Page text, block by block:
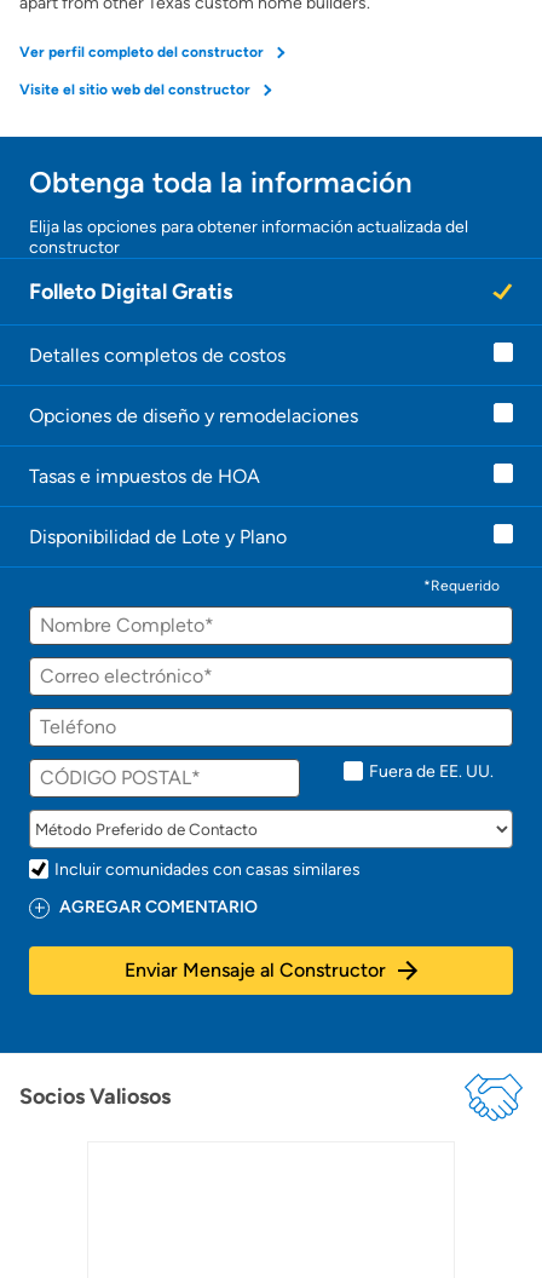
Obtener ofertas por mi casa
Ver perfil completo del constructor
Visite el sitio web del constructor
¡Gracias!
¡
n
e
e
c
t
r
á
r
n
t
!
Obtenga toda la información
Elija las opciones para obtener información actualizada del
constructor
Folleto Digital Gratis
Detalles completos de costos
Opciones de diseño y remodelaciones
Tasas e impuestos de HOA
Disponibilidad de Lote y Plano
*Requerido
Nombre
Correo
electrónico
Teléfono
Fuera de EE. UU.
Incluir comunidades con casas similares
AGREGAR COMENTARIO
Enviar Mensaje al Constructor
Socios Valiosos